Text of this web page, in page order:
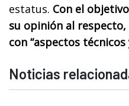
estatus. Con el
su opinión al
con “aspectos técnicos
Noticias